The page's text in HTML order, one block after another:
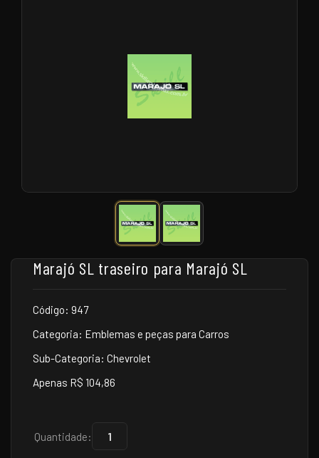
Marajó SL traseiro para Marajó SL
Código: 947
Categoria: Emblemas e peças para Carros
Sub-Categoria: Chevrolet
Apenas R$ 104,86
Quantidade: